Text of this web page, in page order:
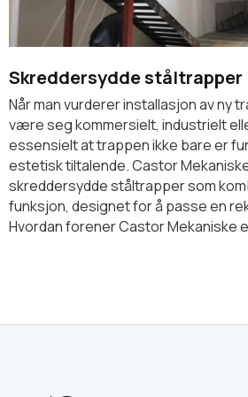
Skreddersydde ståltrapper
Når man vurderer installasjon av ny
være seg kommersielt, industrielt
essensielt at trappen ikke bare er
estetisk tiltalende. Castor
skreddersydde ståltrapper som
funksjon, designet for å passe en
Hvordan forener Castor Mekaniske